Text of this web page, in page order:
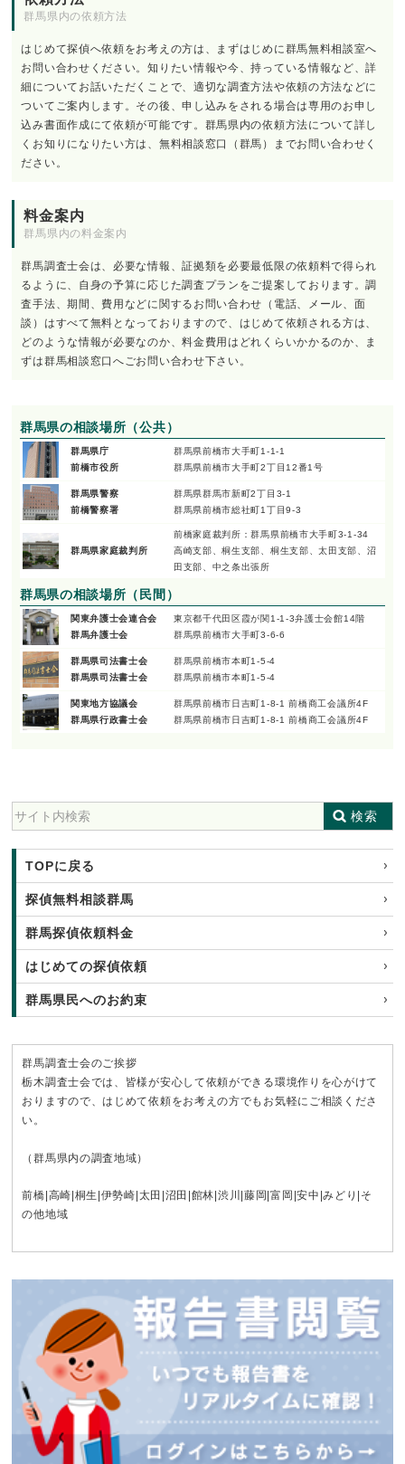
群馬県内の依頼方法
はじめて探偵へ依頼をお考えの方は、まずはじめに群馬無料相談室へ
お問い合わせください。知りたい情報や今、持っている情報など、詳
細についてお話いただくことで、適切な調査方法や依頼の方法などに
ついてご案内します。その後、申し込みをされる場合は専用のお申し
込み書面作成にて依頼が可能です。群馬県内の依頼方法について詳し
くお知りになりたい方は、無料相談窓口（群馬）までお問い合わせく
ださい。
料金案内
群馬県内の料金案内
群馬調査士会は、必要な情報、証拠類を必要最低限の依頼料で得られ
るように、自身の予算に応じた調査プランをご提案しております。調
査手法、期間、費用などに関するお問い合わせ（電話、メール、面
談）はすべて無料となっておりますので、はじめて依頼される方は、
どのような情報が必要なのか、料金費用はどれくらいかかるのか、ま
ずは群馬相談窓口へごお問い合わせ下さい。
群馬県の相談場所（公共）
群馬県庁
前橋市役所
群馬県前橋市大手町1-1-1
群馬県前橋市大手町2丁目12番1号
群馬県警察
前橋警察署
群馬県群馬市新町2丁目3-1
群馬県前橋市総社町1丁目9-3
群馬県家庭裁判所
前橋家庭裁判所：群馬県前橋市大手町3-1-34
高崎支部、桐生支部、桐生支部、太田支部、沼
田支部、中之条出張所
群馬県の相談場所（民間）
関東弁護士会連合会
群馬弁護士会
東京都千代田区霞が関1-1-3弁護士会館14階
群馬県前橋市大手町3-6-6
群馬県司法書士会
群馬県司法書士会
群馬県前橋市本町1-5-4
群馬県前橋市本町1-5-4
関東地方協議会
群馬県行政書士会
群馬県前橋市日吉町1-8-1 前橋商工会議所4F
群馬県前橋市日吉町1-8-1 前橋商工会議所4F
検索
TOPに戻る
探偵無料相談群馬
群馬探偵依頼料金
はじめての探偵依頼
群馬県民へのお約束
群馬調査士会のご挨拶
栃木調査士会では、皆様が安心して依頼ができる環境作りを心がけて
おりますので、はじめて依頼をお考えの方でもお気軽にご相談くださ
い。
（群馬県内の調査地域）
前橋|高崎|桐生 |伊勢崎|太田 |沼田 |館林|渋川 |藤岡|富岡 |安中 |みどり |そ
の他地域